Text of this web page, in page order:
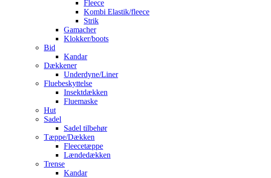
Fleece
Kombi Elastik/fleece
Strik
Gamacher
Klokker/boots
Bid
Kandar
Dækkener
Underdyne/Liner
Fluebeskyttelse
Insektdækken
Fluemaske
Hut
Sadel
Sadel tilbehør
Tæppe/Dækken
Fleecetæppe
Lændedækken
Trense
Kandar